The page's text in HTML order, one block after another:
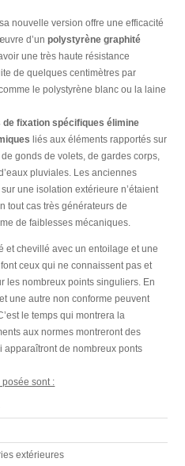
nouvelle version offre une efficacité
d’unpolystyrène graphité
une très haute résistance
de quelques centimètres par
le polystyrène blanc ou la laine
de fixation spécifiques élimine
liés aux éléments rapportés sur
de gonds de volets, de gardes corps,
pluviales. Les anciennes
une isolation extérieure n’étaient
tout cas très générateurs de
de faiblesses mécaniques.
et chevillé avec un entoilage et une
ceux qui ne connaissent pas et
les nombreux points singuliers. En
une autre non conforme peuvent
le temps qui montrera la
aux normes montreront des
apparaîtront de nombreux ponts
sont :
extérieures